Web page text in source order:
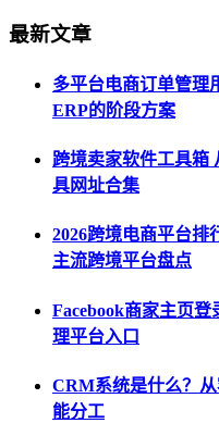
最新文章
多平台电商订单管理
ERP的阶段方案
跨境卖家软件工具箱
具网址合集
2026跨境电商平台排
主流跨境平台盘点
Facebook商家主页
理平台入口
CRM系统是什么？
能分工